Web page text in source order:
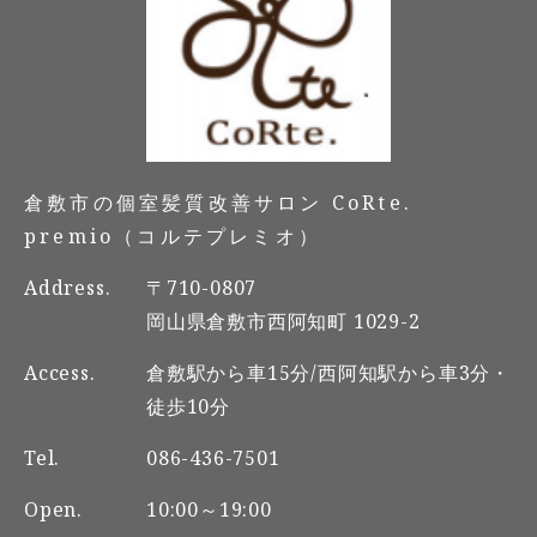
倉敷市の個室髪質改善サロン CoRte.
premio（コルテプレミオ）
Address.
〒710-0807
岡山県倉敷市西阿知町 1029-2
Access.
倉敷駅から車15分/西阿知駅から車3分・
徒歩10分
Tel.
086-436-7501
Open.
10:00～19:00